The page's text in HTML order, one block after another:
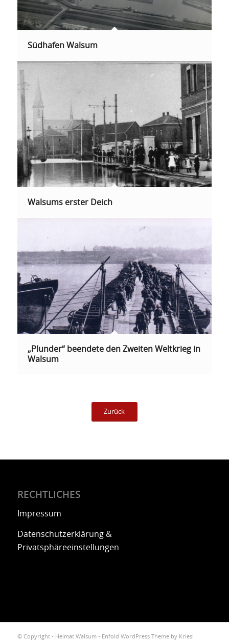
Südhafen Walsum
Walsums erster Deich
„Plunder“ beendete den Zweiten Weltkrieg in
Walsum
Zurück
RECHTLICHES
Impressum
Datenschutzerklärung &
Privatsphäreeinstellungen
© Copyright - Heimat Walsum- Enfold WordPress Theme by Kriesi